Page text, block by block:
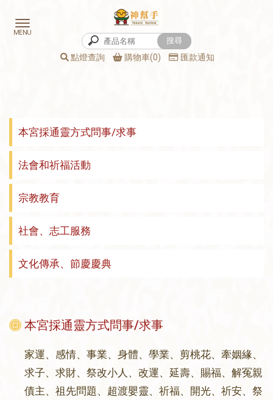
點燈查詢 購物車(0) 匯款通知
本宮採通靈方式問事/求事
法會和祈福活動
宗教教育
社會、志工服務
文化傳承、節慶慶典
本宮採通靈方式問事/求事
家運、感情、事業、身體、學業、剪桃花、牽姻緣、
求子、求財、祭改小人、改運、延壽、賜福、解冤親
債主、祖先問題、超渡嬰靈、祈福、開光、祈安、祭